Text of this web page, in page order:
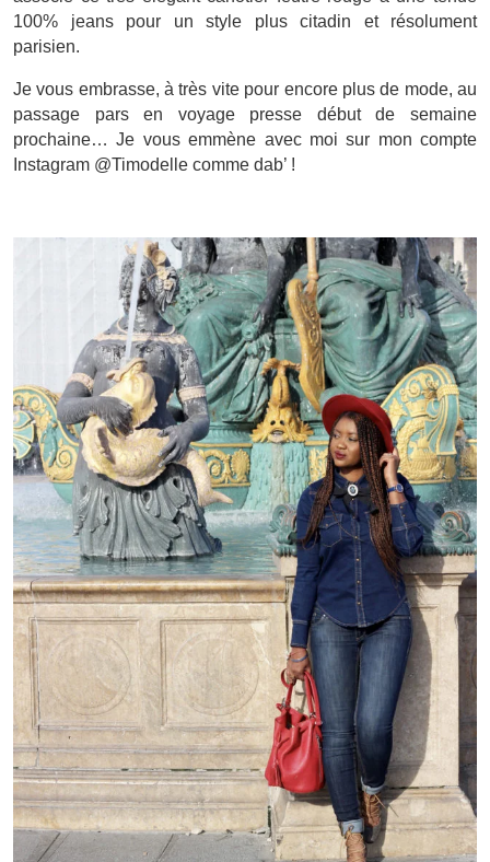
100% jeans pour un style plus citadin et résolument
parisien.
Je vous embrasse, à très vite pour encore plus de mode, au
passage pars en voyage presse début de semaine
prochaine… Je vous emmène avec moi sur mon compte
Instagram @Timodelle comme dab’ !